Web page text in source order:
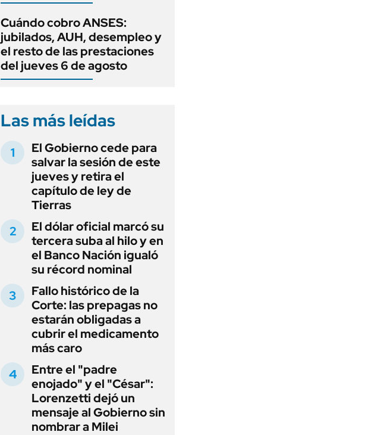
Cuándo cobro ANSES:
jubilados, AUH, desempleo y
el resto de las prestaciones
del jueves 6 de agosto
Las más leídas
El Gobierno cede para
salvar la sesión de este
jueves y retira el
capítulo de ley de
Tierras
El dólar oficial marcó su
tercera suba al hilo y en
el Banco Nación igualó
su récord nominal
Fallo histórico de la
Corte: las prepagas no
estarán obligadas a
cubrir el medicamento
más caro
Entre el "padre
enojado" y el "César":
Lorenzetti dejó un
mensaje al Gobierno sin
nombrar a Milei